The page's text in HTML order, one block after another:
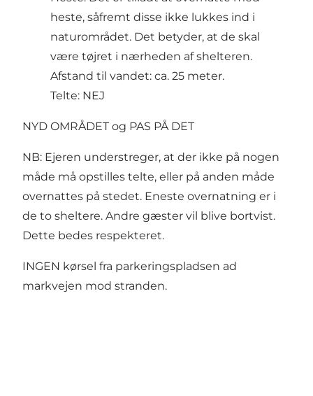
heste, såfremt disse ikke lukkes ind i
naturområdet. Det betyder, at de skal
være tøjret i nærheden af shelteren.
Afstand til vandet: ca. 25 meter.
Telte: NEJ
NYD OMRÅDET og PAS PÅ DET
NB: Ejeren understreger, at der ikke på nogen
måde må opstilles telte, eller på anden måde
overnattes på stedet. Eneste overnatning er i
de to sheltere. Andre gæster vil blive bortvist.
Dette bedes respekteret.
INGEN kørsel fra parkeringspladsen ad
markvejen mod stranden.